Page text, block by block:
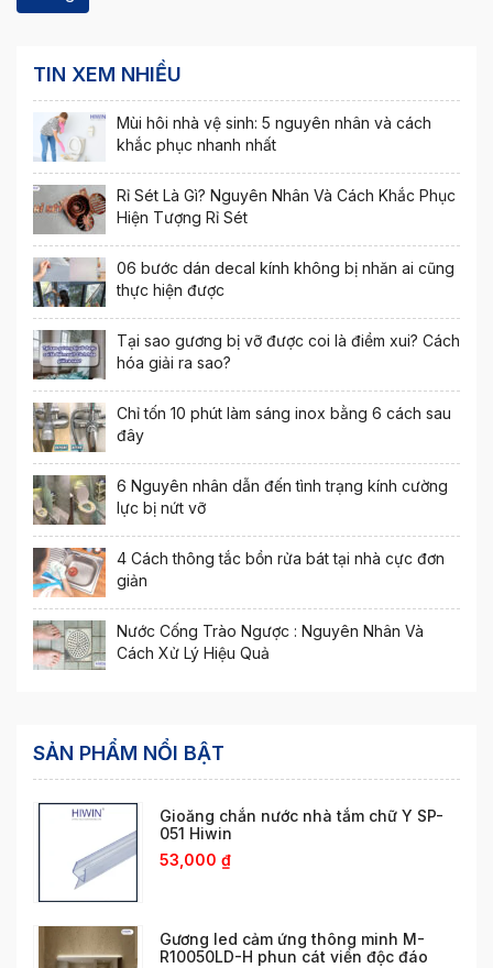
TIN XEM NHIỀU
Mùi hôi nhà vệ sinh: 5 nguyên nhân và cách
khắc phục nhanh nhất
Rỉ Sét Là Gì? Nguyên Nhân Và Cách Khắc Phục
Hiện Tượng Rỉ Sét
06 bước dán decal kính không bị nhăn ai cũng
thực hiện được
Tại sao gương bị vỡ được coi là điềm xui? Cách
hóa giải ra sao?
Chỉ tốn 10 phút làm sáng inox bằng 6 cách sau
đây
6 Nguyên nhân dẫn đến tình trạng kính cường
lực bị nứt vỡ
4 Cách thông tắc bồn rửa bát tại nhà cực đơn
giản
Nước Cống Trào Ngược : Nguyên Nhân Và
Cách Xử Lý Hiệu Quả
SẢN PHẨM NỔI BẬT
Gioăng chắn nước nhà tắm chữ Y SP-
051 Hiwin
53,000 ₫
Gương led cảm ứng thông minh M-
R10050LD-H phun cát viền độc đáo